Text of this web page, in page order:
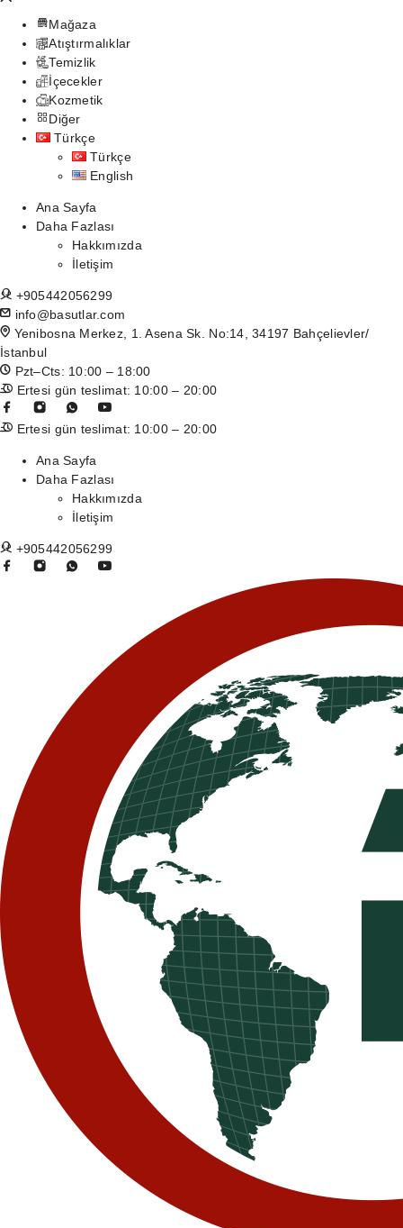
Mağaza
Atıştırmalıklar
Temizlik
İçecekler
Kozmetik
Diğer
Türkçe
Türkçe
English
Ana Sayfa
Daha Fazlası
Hakkımızda
İletişim
+905442056299
info@basutlar.com
Yenibosna Merkez, 1. Asena Sk. No:14, 34197 Bahçelievler/
İstanbul
Pzt–Cts: 10:00 – 18:00
Ertesi gün teslimat: 10:00 – 20:00
Ertesi gün teslimat: 10:00 – 20:00
Ana Sayfa
Daha Fazlası
Hakkımızda
İletişim
+905442056299